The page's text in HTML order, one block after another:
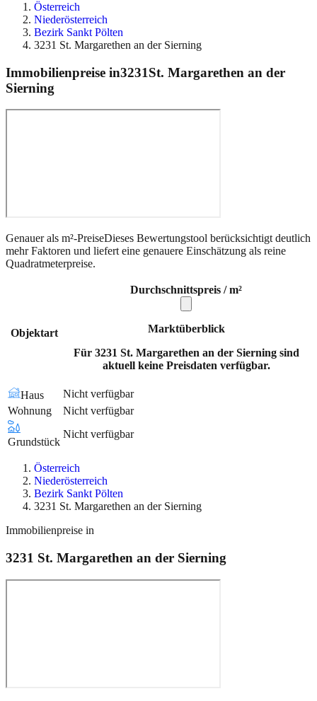
Österreich
Niederösterreich
Bezirk Sankt Pölten
3231 St. Margarethen an der Sierning
Immobilienpreise in3231St. Margarethen an der
Sierning
Genauer als m²-PreiseDieses Bewertungstool berücksichtigt deutlich
mehr Faktoren und liefert eine genauere Einschätzung als reine
Quadratmeterpreise.
Objektart
Durchschnittspreis / m²
Marktüberblick
Für 3231 St. Margarethen an der Sierning sind
aktuell keine Preisdaten verfügbar.
Haus
Nicht verfügbar
Wohnung
Nicht verfügbar
Grundstück
Nicht verfügbar
Österreich
Niederösterreich
Bezirk Sankt Pölten
3231 St. Margarethen an der Sierning
Immobilienpreise in
3231 St. Margarethen an der Sierning